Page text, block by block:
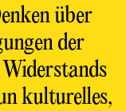
über
der
kulturelles,